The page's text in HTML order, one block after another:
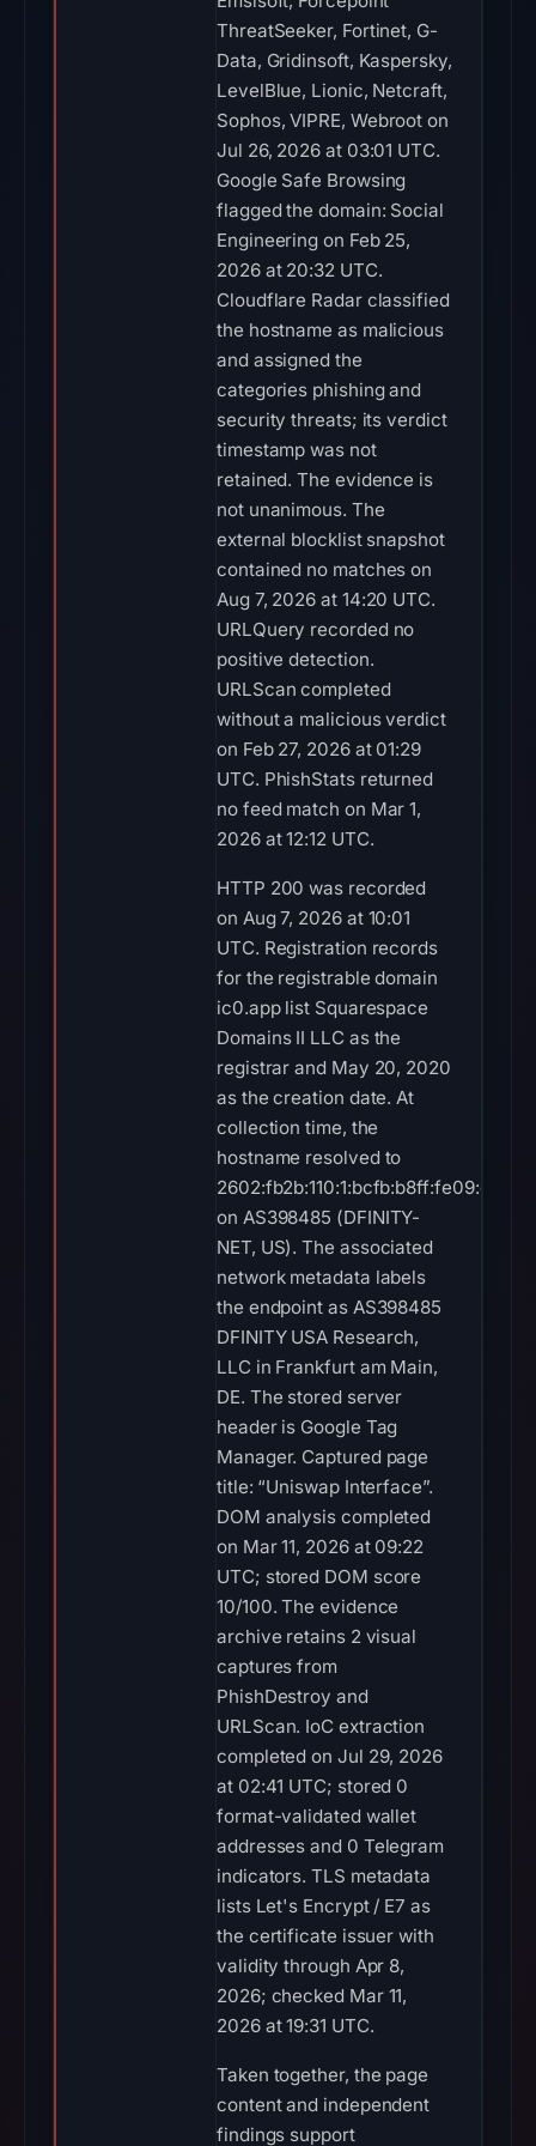
ThreatSeeker, Fortinet, G-
Data, Gridinsoft, Kaspersky,
LevelBlue, Lionic, Netcraft,
Sophos, VIPRE, Webroot on
Jul 26, 2026 at 03:01 UTC.
Google Safe Browsing
flagged the domain: Social
Engineering on Feb 25,
2026 at 20:32 UTC.
Cloudflare Radar classified
the hostname as malicious
and assigned the
categories phishing and
security threats; its verdict
timestamp was not
retained. The evidence is
not unanimous. The
external blocklist snapshot
contained no matches on
Aug 7, 2026 at 14:20 UTC.
URLQuery recorded no
positive detection.
URLScan completed
without a malicious verdict
on Feb 27, 2026 at 01:29
UTC. PhishStats returned
no feed match on Mar 1,
2026 at 12:12 UTC.
HTTP 200 was recorded
on Aug 7, 2026 at 10:01
UTC. Registration records
for the registrable domain
ic0.app list Squarespace
Domains II LLC as the
registrar and May 20, 2020
as the creation date. At
collection time, the
hostname resolved to
2602:fb2b:110:1:bcfb:b8ff:fe09:c741
on AS398485 (DFINITY-
NET, US). The associated
network metadata labels
the endpoint as AS398485
DFINITY USA Research,
LLC in Frankfurt am Main,
DE. The stored server
header is Google Tag
Manager. Captured page
title: “Uniswap Interface”.
DOM analysis completed
on Mar 11, 2026 at 09:22
UTC; stored DOM score
10/100. The evidence
archive retains 2 visual
captures from
PhishDestroy and
URLScan. IoC extraction
completed on Jul 29, 2026
at 02:41 UTC; stored 0
format-validated wallet
addresses and 0 Telegram
indicators. TLS metadata
lists Let's Encrypt / E7 as
the certificate issuer with
validity through Apr 8,
2026; checked Mar 11,
2026 at 19:31 UTC.
Taken together, the page
content and independent
findings support